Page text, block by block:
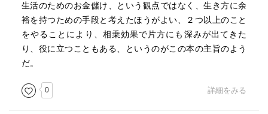
生活のためのお金儲け、という観点ではなく、生き方に余
裕を持つための手段と考えたほうがよい、２つ以上のこと
をやることにより、相乗効果で片方にも深みが出てきた
り、役に立つこともある、というのがこの本の主旨のよう
だ。
0 詳細をみる